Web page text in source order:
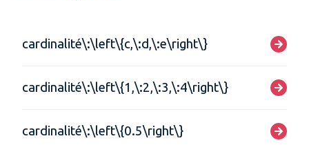
cardinalité\:\left\{c,\:d,\:e\right\}
cardinalité\:\left\{1,\:2,\:3,\:4\right\}
cardinalité\:\left\{0.5\right\}